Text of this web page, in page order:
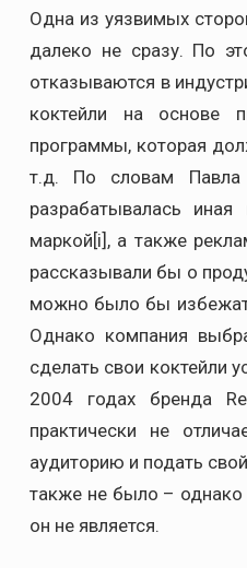
Одна из уязвимых
далеко не сразу. По
отказываются в
коктейли на основе
программы, которая
т.д. По словам Павла
разрабатывалась
маркой[i], а также
рассказывали бы о
можно было бы
Однако компания
сделать свои коктейли
2004 годах бренда
практически не
аудиторию и подать
также не было – однако
он не является.